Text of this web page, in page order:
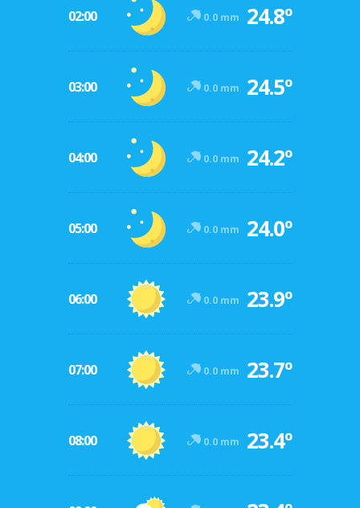
02:00 0.0 mm 24.8º
03:00 0.0 mm 24.5º
04:00 0.0 mm 24.2º
05:00 0.0 mm 24.0º
06:00 0.0 mm 23.9º
07:00 0.0 mm 23.7º
08:00 0.0 mm 23.4º